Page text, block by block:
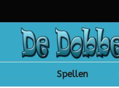
Spellen